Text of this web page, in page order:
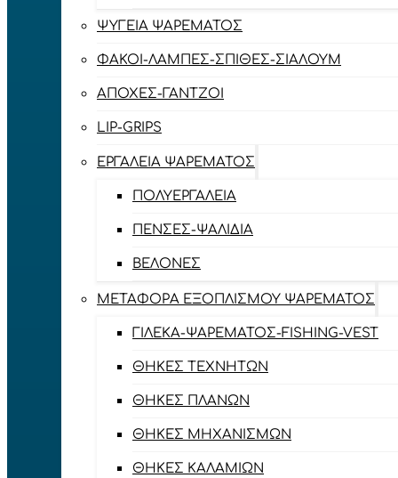
ΨΥΓΕΊΑ ΨΑΡΈΜΑΤΟΣ
ΦΑΚΟΊ-ΛΆΜΠΕΣ-ΣΠΊΘΕΣ-ΣΊΑΛΟΥΜ
ΑΠΌΧΕΣ-ΓΆΝΤΖΟΙ
LIP-GRIPS
EΡΓΑΛΕΊΑ ΨΑΡΈΜΑΤΟΣ
ΠΟΛΥΕΡΓΑΛΕΊΑ
ΠΈΝΣΕΣ-ΨΑΛΊΔΙΑ
ΒΕΛΌΝΕΣ
ΜΕΤΑΦΟΡΆ ΕΞΟΠΛΙΣΜΟΎ ΨΑΡΈΜΑΤΟΣ
ΓΙΛΈΚΑ-ΨΑΡΈΜΑΤΟΣ-FISHING-VEST
ΘΉΚΕΣ ΤΕΧΝΗΤΏΝ
ΘΉΚΕΣ ΠΛΆΝΩΝ
ΘΉΚΕΣ ΜΗΧΑΝΙΣΜΏΝ
ΘΉΚΕΣ ΚΑΛΑΜΙΏΝ